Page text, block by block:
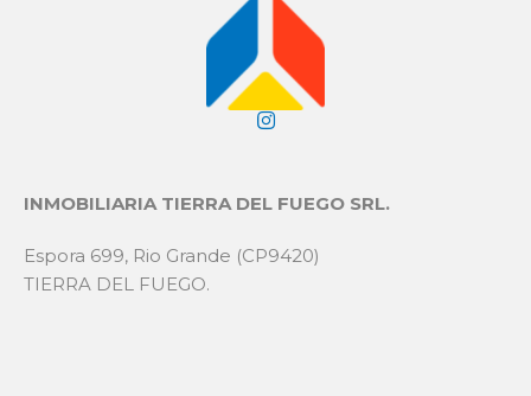
INMOBILIARIA TIERRA DEL FUEGO SRL.
Espora 699, Rio Grande (CP9420)
TIERRA DEL FUEGO.